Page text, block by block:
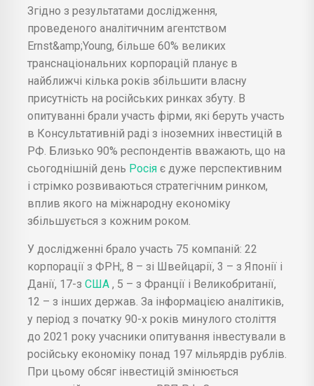
Згідно з результатами дослідження,
проведеного аналітичним агентством
Ernst&amp;Young, більше 60% великих
транснаціональних корпорацій планує в
найближчі кілька років збільшити власну
присутність на російських ринках збуту. В
опитуванні брали участь фірми, які беруть участь
в Консультативній раді з іноземних інвестицій в
РФ. Близько 90% респондентів вважають, що на
сьогоднішній день Росія є дуже перспективним
і стрімко розвиваються стратегічним ринком,
вплив якого на міжнародну економіку
збільшується з кожним роком.
У дослідженні брало участь 75 компаній: 22
корпорації з ФРН;, 8 – зі Швейцарії, 3 – з Японії і
Данії, 17-з США , 5 – з Франції і Великобританії,
12 – з інших держав. За інформацією аналітиків,
у період з початку 90-х років минулого століття
до 2021 року учасники опитування інвестували в
російську економіку понад 197 мільярдів рублів.
При цьому обсяг інвестицій змінюється